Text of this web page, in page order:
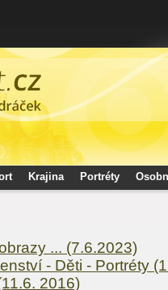
Krajina Portréty
... (7.6.2023)
- Děti - Portréty
2016)